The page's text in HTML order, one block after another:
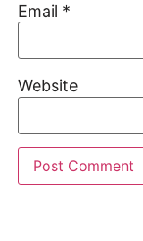
Email *
Website